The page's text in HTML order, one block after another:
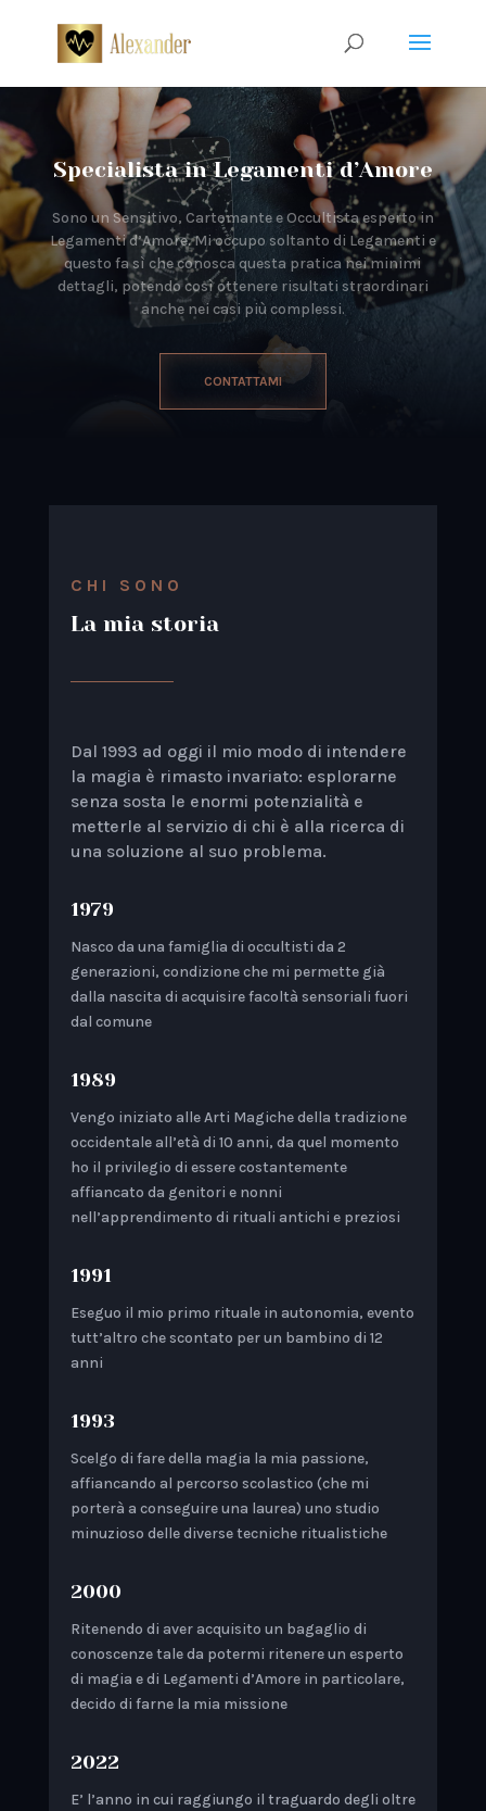
Specialista in Legamenti d’Amore
Sono un Sensitivo, Cartomante e Occultista esperto in
Legamenti d’Amore. Mi occupo soltanto di Legamenti e
questo fa sì che conosca questa pratica nei minimi
dettagli, potendo così ottenere risultati straordinari
anche nei casi più complessi.
CONTATTAMI
CHI SONO
La mia storia
Dal 1993 ad oggi il mio modo di intendere
la magia è rimasto invariato: esplorarne
senza sosta le enormi potenzialità e
metterle al servizio di chi è alla ricerca di
una soluzione al suo problema.
1979
Nasco da una famiglia di occultisti da 2
generazioni, condizione che mi permette già
dalla nascita di acquisire facoltà sensoriali fuori
dal comune
1989
Vengo iniziato alle Arti Magiche della tradizione
occidentale all’età di 10 anni, da quel momento
ho il privilegio di essere costantemente
affiancato da genitori e nonni
nell’apprendimento di rituali antichi e preziosi
1991
Eseguo il mio primo rituale in autonomia, evento
tutt’altro che scontato per un bambino di 12
anni
1993
Scelgo di fare della magia la mia passione,
affiancando al percorso scolastico (che mi
porterà a conseguire una laurea) uno studio
minuzioso delle diverse tecniche ritualistiche
2000
Ritenendo di aver acquisito un bagaglio di
conoscenze tale da potermi ritenere un esperto
di magia e di Legamenti d’Amore in particolare,
decido di farne la mia missione
2022
E’ l’anno in cui raggiungo il traguardo degli oltre